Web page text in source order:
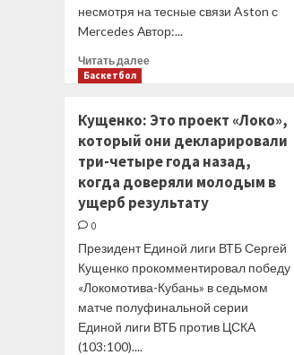
финальной
серии
несмотря на тесные связи Aston с
Mercedes Автор:...
Читать далееПрочитать
боссы
Honda
нацелились
с
2026
года
моторы
Баскетбол
Кущенко: Это проект «Локо»,
который они декларировали
три-четыре года назад,
когда доверяли молодым в
ущерб результату
0
Президент Единой лиги ВТБ Сергей
Кущенко прокомментировал победу
«Локомотива-Кубань» в седьмом
матче полуфинальной серии
Единой лиги ВТБ против ЦСКА
(103:100)....